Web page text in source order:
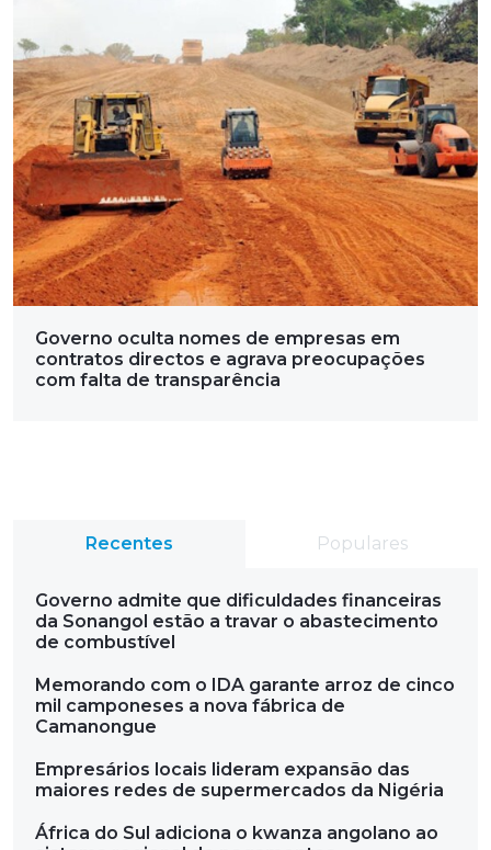
Governo oculta nomes de empresas em
contratos directos e agrava preocupações
com falta de transparência
Recentes Populares
Governo admite que dificuldades financeiras
da Sonangol estão a travar o abastecimento
de combustível
Memorando com o IDA garante arroz de cinco
mil camponeses a nova fábrica de
Camanongue
Empresários locais lideram expansão das
maiores redes de supermercados da Nigéria
África do Sul adiciona o kwanza angolano ao